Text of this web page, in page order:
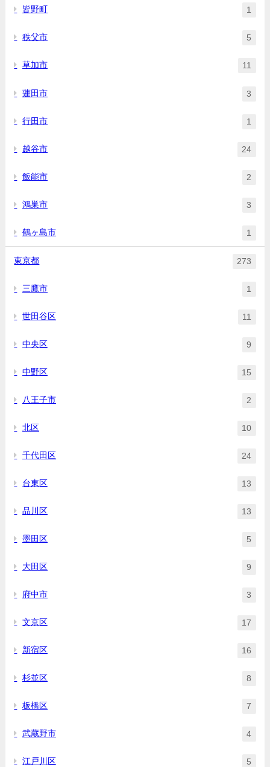
皆野町 1
秩父市 5
草加市 11
蓮田市 3
行田市 1
越谷市 24
飯能市 2
鴻巣市 3
鶴ヶ島市 1
東京都 273
三鷹市 1
世田谷区 11
中央区 9
中野区 15
八王子市 2
北区 10
千代田区 24
台東区 13
品川区 13
墨田区 5
大田区 9
府中市 3
文京区 17
新宿区 16
杉並区 8
板橋区 7
武蔵野市 4
江戸川区 5